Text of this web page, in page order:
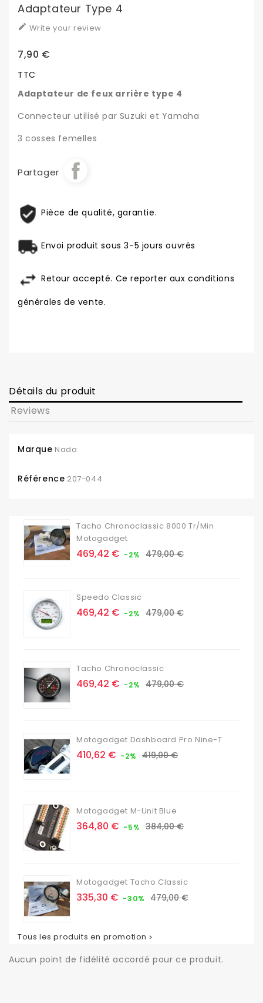
Adaptateur Type 4
 Write your review
7,90 €
TTC
Adaptateur de feux arrière type 4
Connecteur utilisé par Suzuki et Yamaha
3 cosses femelles
Partager
Pièce de qualité, garantie.
Envoi produit sous 3-5 jours ouvrés
Retour accepté. Ce reporter aux conditions
générales de vente.
Détails du produit
Reviews
Marque Nada
Référence 207-044
Tacho Chronoclassic 8000 Tr/min
Motogadget
Prix
469,42 € -2% Prix
479,00 €
Speedo Classic
Prix
469,42 € -2% Prix
479,00 €
Tacho Chronoclassic
Prix
469,42 € -2% Prix
479,00 €
Motogadget Dashboard Pro Nine-T
Prix
410,62 € -2% Prix
419,00 €
Motogadget M-Unit Blue
Prix
364,80 € -5% Prix
384,00 €
Motogadget Tacho Classic
Prix
335,30 € -30% Prix
479,00 €
Tous les produits en promotion 
Aucun point de fidélité accordé pour ce produit.